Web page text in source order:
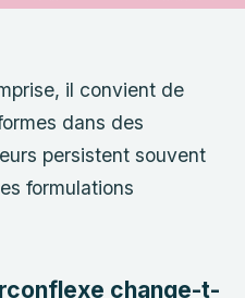
il convient de
dans des
persistent souvent
formulations
change-t-